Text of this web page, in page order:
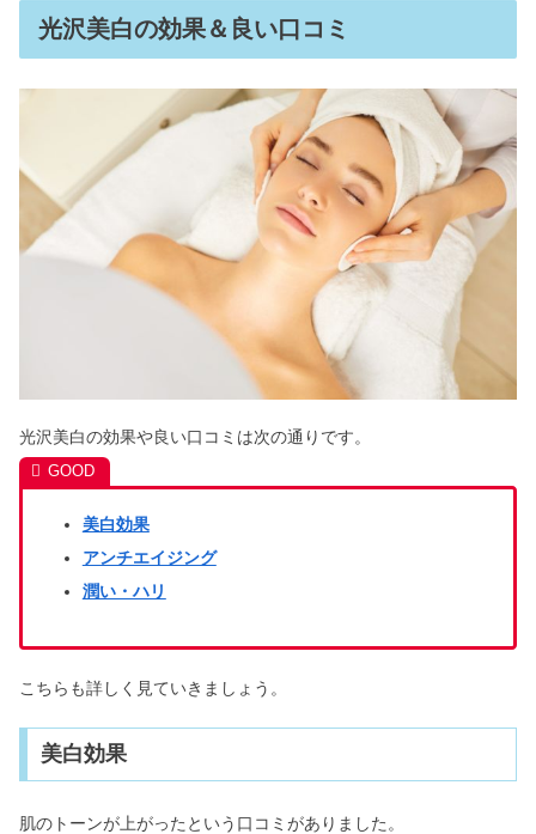
光沢美白の効果＆良い口コミ
光沢美白の効果や良い口コミは次の通りです。
美白効果
アンチエイジング
潤い・ハリ
こちらも詳しく見ていきましょう。
美白効果
肌のトーンが上がったという口コミがありました。